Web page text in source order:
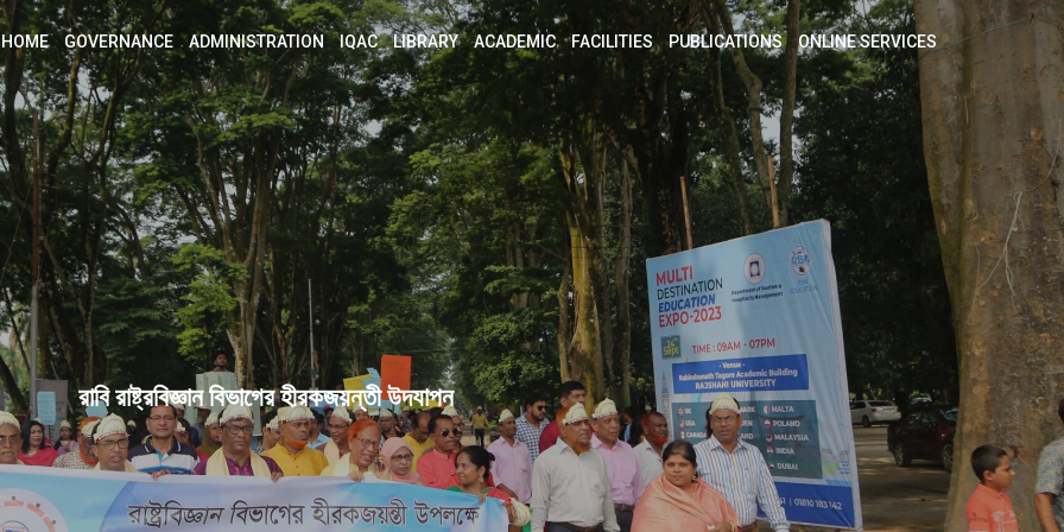
HOME GOVERNANCE ADMINISTRATION IQAC LIBRARY ACADEMIC FACILITIES PUBLICATIONS ONLINE SERVICES
রাবি রাষ্ট্রবিজ্ঞান বিভাগের হীরকজয়ন্তী উদযাপন